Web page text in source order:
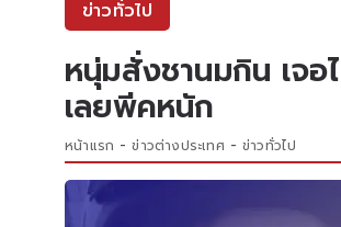
ข่าวทั่วไป
หนุ่มสั่งชานมกิน เจอ
เลยพีคหนัก
หน้าแรก ข่าวต่างประเทศ ข่าวทั่วไป